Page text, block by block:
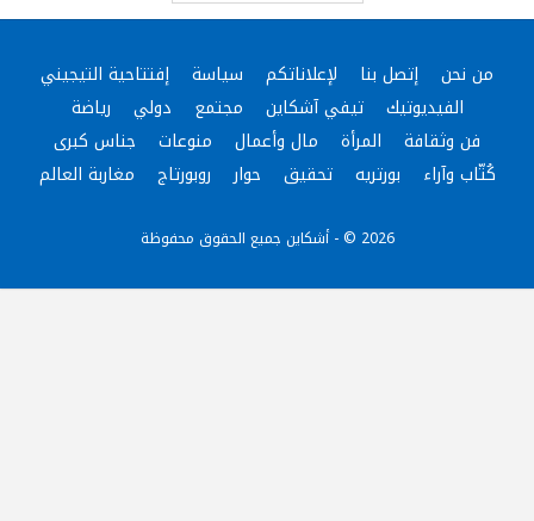
من نحن إتصل بنا لإعلاناتكم سياسة
إفتتاحية التيجيني
الفيديوتيك
تيفي آشكاين مجتمع دولي
رياضة
فن وثقافة
المرأة مال وأعمال منوعات
جناس كبرى
كُتّاب وآراء
بورتريه تحقيق حوار روبورتاج مغاربة العالم
2026 © - أشكاين جميع الحقوق محفوظة